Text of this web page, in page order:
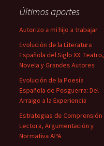
Últimos aportes
Autorizo a mi hijo a trabajar
Evolución de la Literatura
Española del Siglo XX: Teatro,
Novela y Grandes Autores
Evolución de la Poesía
Española de Posguerra: Del
Arraigo a la Experiencia
Estrategias de Comprensión
Lectora, Argumentación y
Normativa APA